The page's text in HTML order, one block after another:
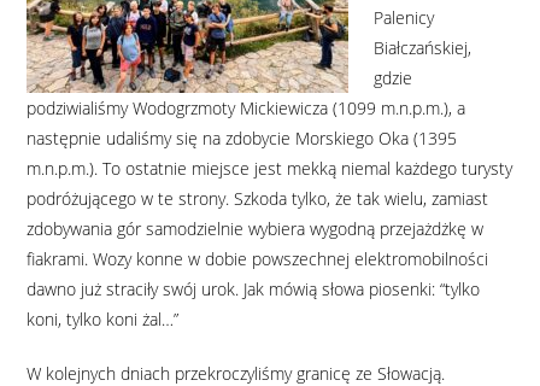
Palenicy
Białczańskiej,
gdzie
podziwialiśmy Wodogrzmoty Mickiewicza (1099 m.n.p.m.), a
następnie udaliśmy się na zdobycie Morskiego Oka (1395
m.n.p.m.). To ostatnie miejsce jest mekką niemal każdego turysty
podróżującego w te strony. Szkoda tylko, że tak wielu, zamiast
zdobywania gór samodzielnie wybiera wygodną przejażdżkę w
fiakrami. Wozy konne w dobie powszechnej elektromobilności
dawno już straciły swój urok. Jak mówią słowa piosenki: “tylko
koni, tylko koni żal…”
W kolejnych dniach przekroczyliśmy granicę ze Słowacją.